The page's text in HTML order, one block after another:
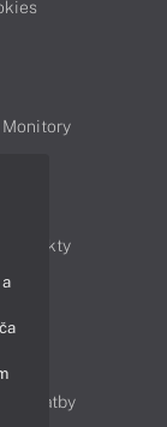
Monitory
Produkty
a platby